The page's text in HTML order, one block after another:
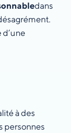
dans
à des
personnes